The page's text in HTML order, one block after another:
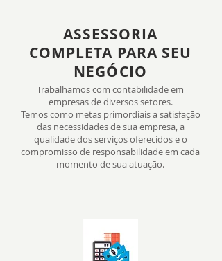
ASSESSORIA
COMPLETA PARA SEU
NEGÓCIO
Trabalhamos com contabilidade em
empresas de diversos setores.
Temos como metas primordiais a satisfação
das necessidades de sua empresa, a
qualidade dos serviços oferecidos e o
compromisso de responsabilidade em cada
momento de sua atuação.